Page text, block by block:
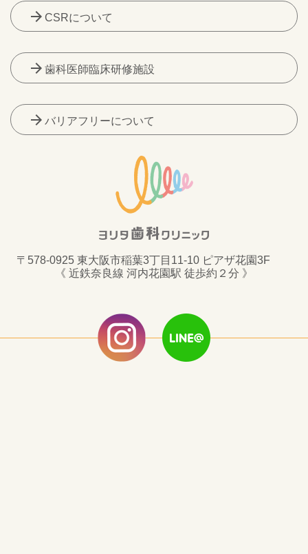
arrow_forward CSRについて
arrow_forward 歯科医師臨床研修施設
arrow_forward バリアフリーについて
〒578-0925 東大阪市稲葉3丁目11-10 ピアザ花園3F
《 近鉄奈良線 河内花園駅 徒歩約２分 》